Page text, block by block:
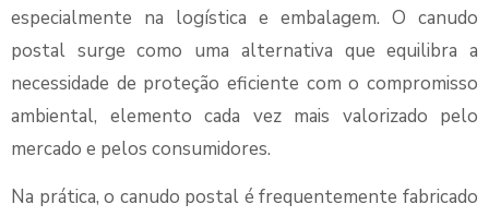
especialmente na logística e embalagem. O canudo
postal surge como uma alternativa que equilibra a
necessidade de proteção eficiente com o compromisso
ambiental, elemento cada vez mais valorizado pelo
mercado e pelos consumidores.
Na prática, o canudo postal é frequentemente fabricado